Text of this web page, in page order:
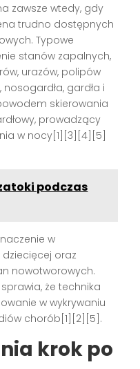
zawsze wtedy, gdy
trudno dostępnych
Typowe
stanów zapalnych,
urazów, polipów
gardła i
skierowania
prowadzący
w nocy[1][3][4][5]
podczas
w
oraz
nowotworowych.
że technika
w wykrywaniu
chorób[1][2][5].
krok po